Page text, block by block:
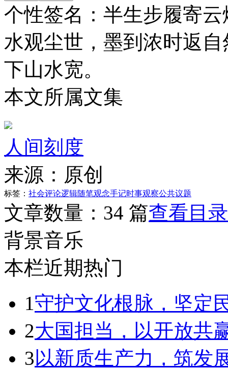
个性签名： 半生步履寄
水观尘世，墨到浓时返
下山水宽。
本文所属文集
人间刻度
来源： 原创
标签： 社会评论逻辑随笔观念手记时事观察公共议题
文章数量： 34 篇查看目录
背景音乐
本栏近期热门
1守护文化根脉，坚定
2大国担当，以开放共
3以新质生产力，筑发